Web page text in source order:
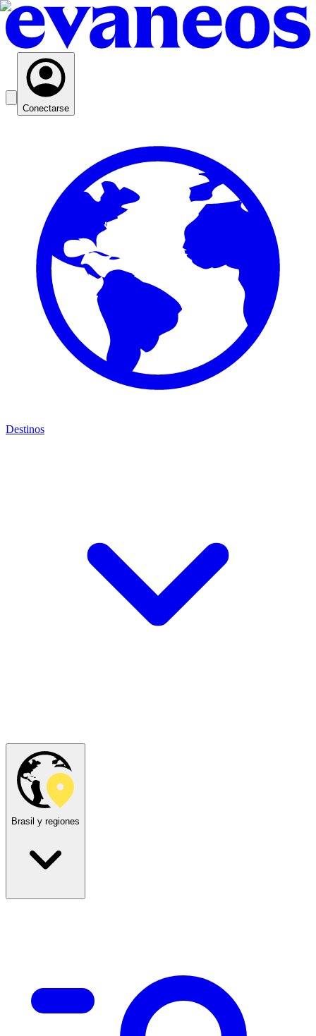
Conectarse
Destinos
Brasil y regiones